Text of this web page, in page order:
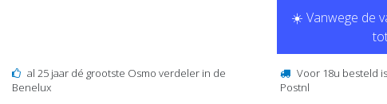
☀️ Vanwege de
al 25 jaar dé grootste Osmo verdeler in de
Benelux
Voor 18u besteld
Postnl